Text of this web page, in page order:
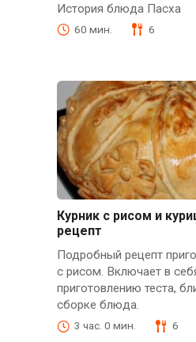
История блюда Пасха
60 мин. 6
Курник с рисом и
рецепт
Подробный рецепт
с рисом. Включает в
приготовлению теста,
сборке блюда.
3 час. 0 мин. 6